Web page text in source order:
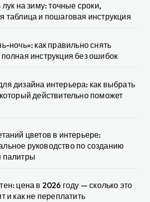
лук на зиму: точные сроки,
таблица и пошаговая инструкция
ночь»: как правильно снять
инструкция без ошибок
дизайна интерьера: как выбрать
действительно поможет
цветов в интерьере:
руководство по созданию
палитры
цена в 2026 году — сколько это
и как не переплатить